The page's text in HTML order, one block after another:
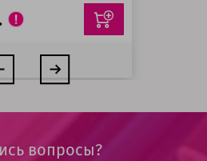
вопросы?